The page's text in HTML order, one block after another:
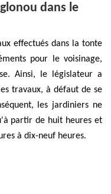
dans le
effectués dans la tonte
pour le voisinage,
Ainsi, le législateur a
travaux, à défaut de se
les jardiniers ne
partir de huit heures et
à dix-neuf heures.